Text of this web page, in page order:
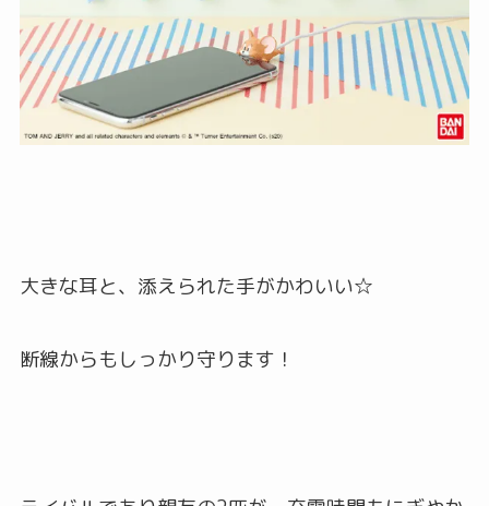
大きな耳と、添えられた手がかわいい☆
断線からもしっかり守ります！